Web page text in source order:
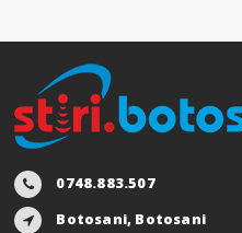
0748.883.507
Botosani, Botosani